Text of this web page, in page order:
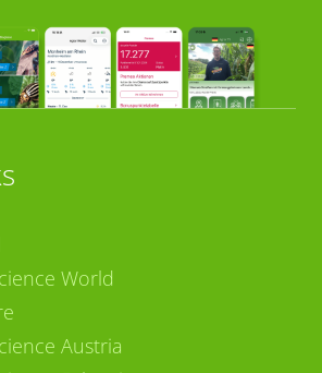
World
Austria